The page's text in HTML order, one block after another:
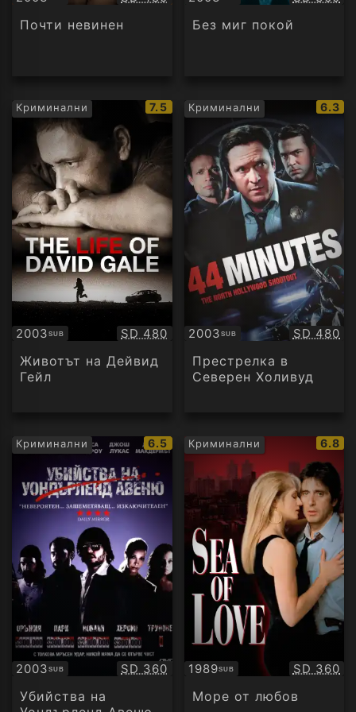
Субтитри
Почти невинен
Субтитри
Без миг покой
Криминални
IMDb
рейтинг:
7.5
2003SUB
Субтитри Качество:
SD 480
Животът на Дейвид
Гейл
Криминални
IMDb
6.3
2003SUB
Субтитри SD 480
Престрелка в
Северен Холивуд
Криминални
IMDb
рейтинг:
6.5
2003SUB
Субтитри Качество:
SD 360
Убийства на
Криминални
IMDb
6.8
1989SUB
Субтитри SD 360
Море от любов